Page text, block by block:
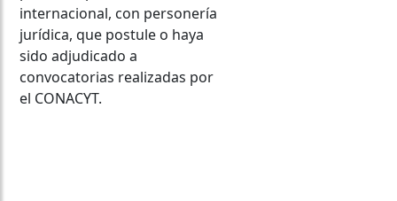
internacional, con personería
jurídica, que postule o haya
sido adjudicado a
convocatorias realizadas por
el CONACYT.